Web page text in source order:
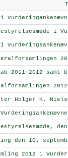
i
2011-2012 samt
2012
Holger K.
den
den 10.
2012 i